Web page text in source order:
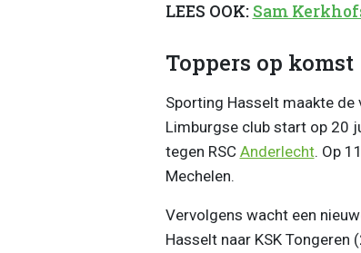
LEES OOK: Sam
Toppers op komst
Sporting Hasselt maakte de
Limburgse club start op 20
tegen RSC Anderlecht. Op
Mechelen.
Vervolgens wacht een
Hasselt naar KSK